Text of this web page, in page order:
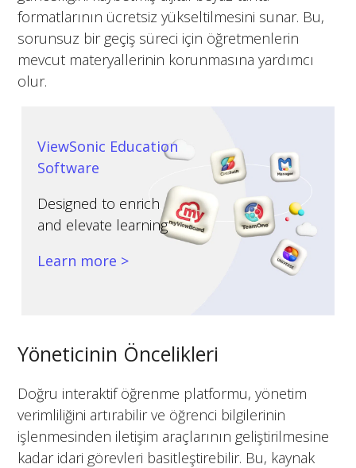
formatlarının ücretsiz yükseltilmesini sunar. Bu,
sorunsuz bir geçiş süreci için öğretmenlerin
mevcut materyallerinin korunmasına yardımcı
olur.
ViewSonic Education
Software
Designed to enrich
and elevate learning
Learn more >
Yöneticinin Öncelikleri
Doğru interaktif öğrenme platformu, yönetim
verimliliğini artırabilir ve öğrenci bilgilerinin
işlenmesinden iletişim araçlarının geliştirilmesine
kadar idari görevleri basitleştirebilir. Bu, kaynak